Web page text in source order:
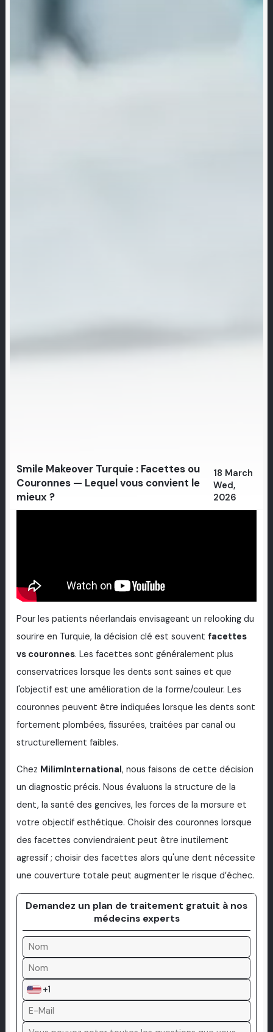
Smile Makeover Turquie : Facettes ou
Couronnes — Lequel vous convient le
mieux ?
18 March
Wed,
2026
Pour les patients néerlandais envisageant un relooking du
sourire en Turquie, la décision clé est souvent facettes
vs couronnes. Les facettes sont généralement plus
conservatrices lorsque les dents sont saines et que
l'objectif est une amélioration de la forme/couleur. Les
couronnes peuvent être indiquées lorsque les dents sont
fortement plombées, fissurées, traitées par canal ou
structurellement faibles.
Chez MilimInternational, nous faisons de cette décision
un diagnostic précis. Nous évaluons la structure de la
dent, la santé des gencives, les forces de la morsure et
votre objectif esthétique. Choisir des couronnes lorsque
des facettes conviendraient peut être inutilement
agressif ; choisir des facettes alors qu'une dent nécessite
une couverture totale peut augmenter le risque d’échec.
Demandez un plan de traitement gratuit à nos
médecins experts
+1